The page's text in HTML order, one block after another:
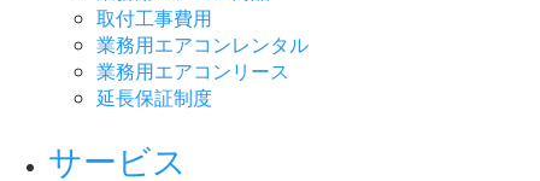
取付工事費用
業務用エアコンレンタル
業務用エアコンリース
延長保証制度
サービス